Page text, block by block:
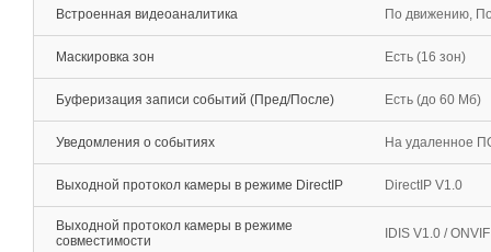
Встроенная видеоаналитика По движению,
Маскировка зон Есть (16 зон)
Буферизация записи событий (Пред/После) Есть (до 60 Мб)
Уведомления о событиях На удаленное
Выходной протокол камеры в режиме DirectIP DirectIP V1.0
Выходной протокол камеры в режиме
совместимости
IDIS V1.0 /